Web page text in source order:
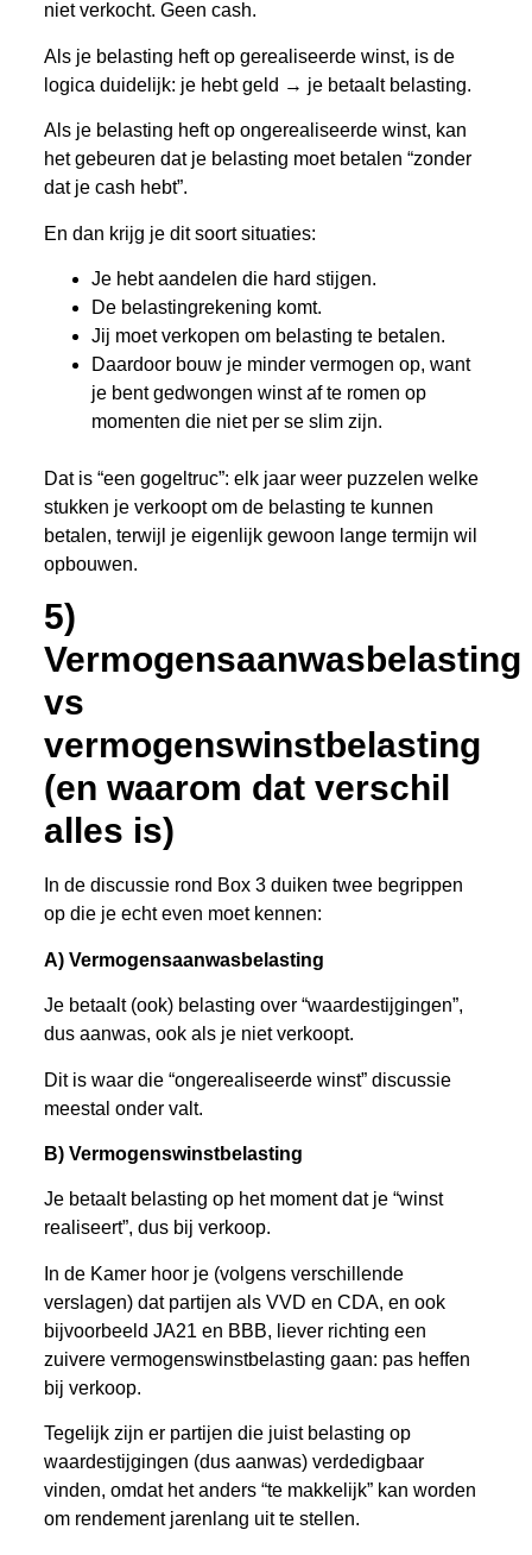
niet verkocht. Geen cash.
Als je belasting heft op gerealiseerde winst, is de
logica duidelijk: je hebt geld → je betaalt belasting.
Als je belasting heft op ongerealiseerde winst, kan
het gebeuren dat je belasting moet betalen “zonder
dat je cash hebt”.
En dan krijg je dit soort situaties:
Je hebt aandelen die hard stijgen.
De belastingrekening komt.
Jij moet verkopen om belasting te betalen.
Daardoor bouw je minder vermogen op, want
je bent gedwongen winst af te romen op
momenten die niet per se slim zijn.
Dat is “een gogeltruc”: elk jaar weer puzzelen welke
stukken je verkoopt om de belasting te kunnen
betalen, terwijl je eigenlijk gewoon lange termijn wil
opbouwen.
5)
Vermogensaanwasbelasting
vs
vermogenswinstbelasting
(en waarom dat verschil
alles is)
In de discussie rond Box 3 duiken twee begrippen
op die je echt even moet kennen:
A) Vermogensaanwasbelasting
Je betaalt (ook) belasting over “waardestijgingen”,
dus aanwas, ook als je niet verkoopt.
Dit is waar die “ongerealiseerde winst” discussie
meestal onder valt.
B) Vermogenswinstbelasting
Je betaalt belasting op het moment dat je “winst
realiseert”, dus bij verkoop.
In de Kamer hoor je (volgens verschillende
verslagen) dat partijen als VVD en CDA, en ook
bijvoorbeeld JA21 en BBB, liever richting een
zuivere vermogenswinstbelasting gaan: pas heffen
bij verkoop.
Tegelijk zijn er partijen die juist belasting op
waardestijgingen (dus aanwas) verdedigbaar
vinden, omdat het anders “te makkelijk” kan worden
om rendement jarenlang uit te stellen.